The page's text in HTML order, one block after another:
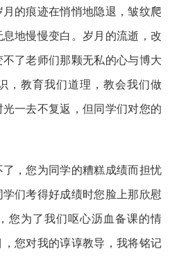
的痕迹在悄悄地隐退，皱纹爬
息地慢慢变白。岁月的流逝，改
了老师们那颗无私的心与博大
，教育我们道理，教会我们做
一去不复返，但同学们对您的
，您为同学的糟糕成绩而担忧
们考得好成绩时您脸上那欣慰
您为了我们呕心沥血备课的情
您对我的谆谆教导，我将铭记